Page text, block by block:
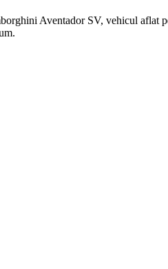
Aventador SV, vehicul